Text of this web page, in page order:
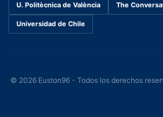
U. Politècnica de València The
Universidad de Chile
© 2026 Euston96 - Todos los derechos